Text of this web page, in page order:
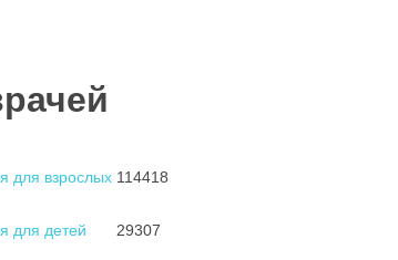
для взрослых 114418
для детей 29307